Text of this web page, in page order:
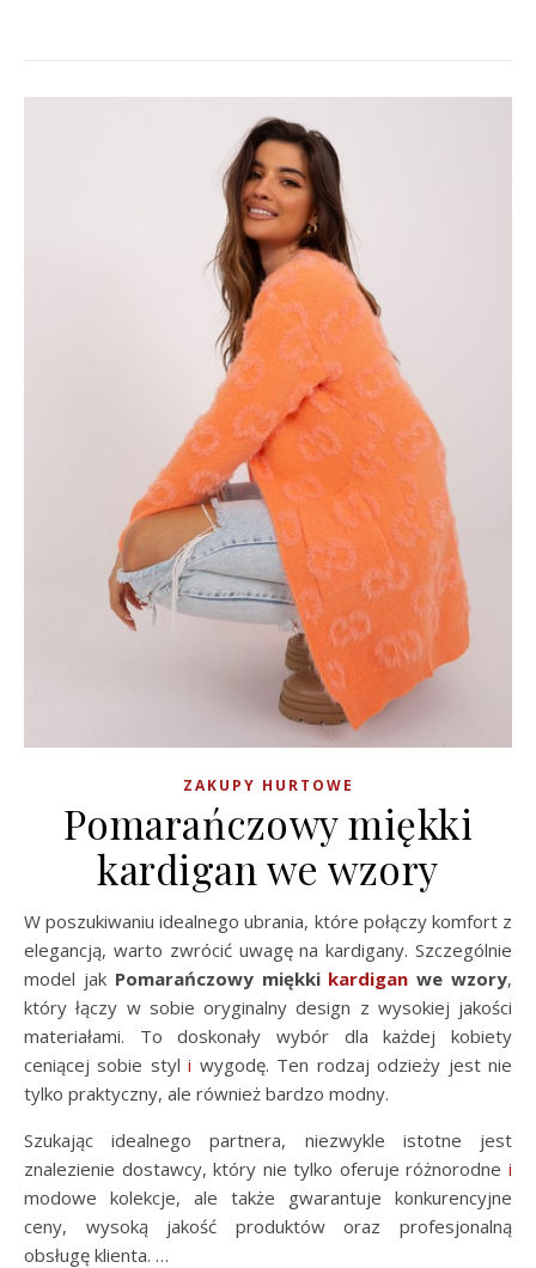
ZAKUPY HURTOWE
Pomarańczowy miękki
kardigan we wzory
W poszukiwaniu idealnego ubrania, które połączy komfort z
elegancją, warto zwrócić uwagę na kardigany. Szczególnie
model jak Pomarańczowy miękki kardigan we wzory,
który łączy w sobie oryginalny design z wysokiej jakości
materiałami. To doskonały wybór dla każdej kobiety
ceniącej sobie styli wygodę. Ten rodzaj odzieży jest nie
tylko praktyczny, ale również bardzo modny.
Szukając idealnego partnera, niezwykle istotne jest
znalezienie dostawcy, który nie tylko oferuje różnorodne i
modowe kolekcje, ale także gwarantuje konkurencyjne
ceny, wysoką jakość produktów oraz profesjonalną
obsługę klienta. …